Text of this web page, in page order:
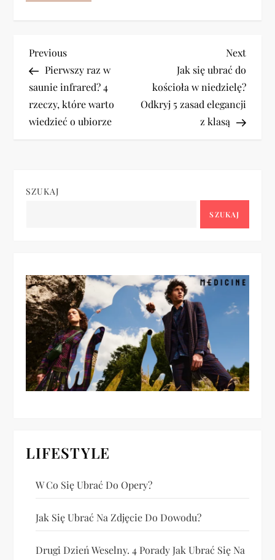
N
a
w
a
a
w
p
i
Previous
Post
Previous
Pierwszy raz w
saunie infrared? 4
rzeczy, które warto
wiedzieć o ubiorze
Next
Post
Next
Jak się ubrać do
kościoła w niedzielę?
Odkryj 5 zasad elegancji
z klasą
SZUKAJ
SZUKAJ
LIFESTYLE
W Co Się Ubrać Do Opery?
Jak Się Ubrać Na Zdjęcie Do Dowodu?
Drugi Dzień Weselny. 4 Porady Jak Ubrać Się Na